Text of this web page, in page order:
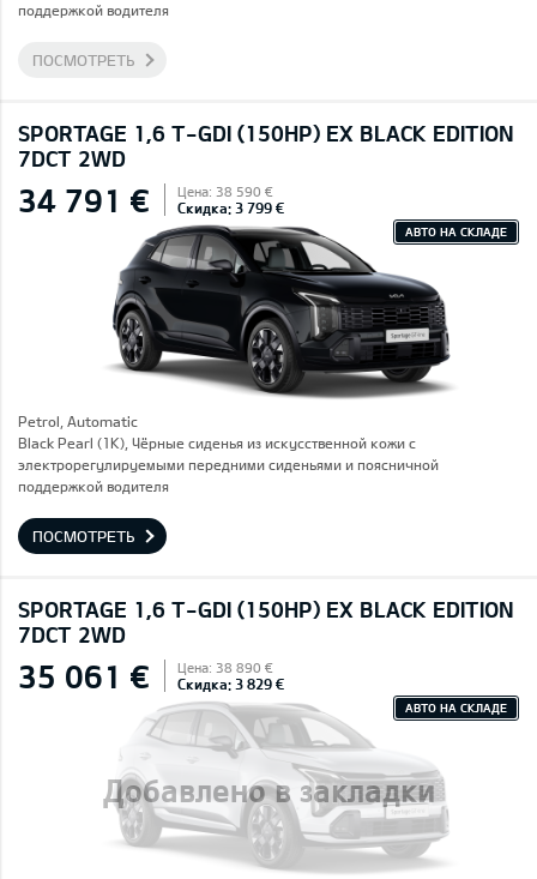
поддержкой водителя
ПОСМОТРЕТЬ
SPORTAGE 1,6 T-GDI (150HP) EX BLACK EDITION
7DCT 2WD
34 791 € Цена: 38 590 €
Скидка: 3 799 €
АВТО НА СКЛАДЕ
Petrol, Automatic
Black Pearl (1K), Чёрные сиденья из искусственной кожи с
электрорегулируемыми передними сиденьями и поясничной
поддержкой водителя
ПОСМОТРЕТЬ
SPORTAGE 1,6 T-GDI (150HP) EX BLACK EDITION
7DCT 2WD
Добавлено в закладки
35 061 € Цена: 38 890 €
Скидка: 3 829 €
АВТО НА СКЛАДЕ